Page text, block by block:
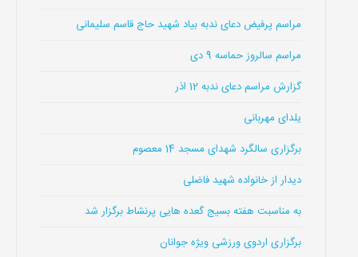
مراسم پرفیض دعای ندبه بیاد شهید حاج قاسم سلیمانی
مراسم سالروز حماسه 9 دی
گزارش مراسم دعای ندبه 12 اذر
یلدای مهربانی
برگزاری سالگرد شهدای مسجد 14 معصوم
دیدار از خانواده شهید فاضلی
به مناسبت هفته بسیج گعده هایی پرنشاط برگزار شد
برگزاری اردوی ورزشی ویژه جوانان